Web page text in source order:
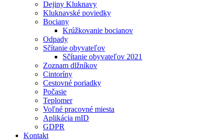
Dejiny Kluknavy
Kluknavské poviedky
Bociany
Krúžkovanie bocianov
Odpady
Sčítanie obyvateľov
Sčítanie obyvateľov 2021
Zoznam dlžníkov
Cintoríny
Cestovné poriadky
Počasie
Teplomer
Voľné pracovné miesta
Aplikácia mID
GDPR
Kontakt